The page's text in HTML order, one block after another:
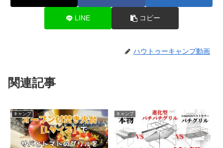
LINE コピー
ハウトゥーキャンプ動画
関連記事
キャンプ キャンプ